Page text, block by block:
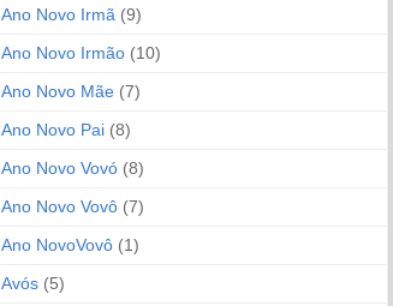
Ano Novo Irmã (9)
Ano Novo Irmão (10)
Ano Novo Mãe (7)
Ano Novo Pai (8)
Ano Novo Vovó (8)
Ano Novo Vovô (7)
Ano NovoVovô (1)
Avós (5)